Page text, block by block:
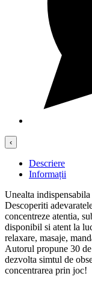
‹
Descriere
Informații
Unealta
Descoperiti
concentreze atentia,
disponibil si atent la
relaxare, masaje,
Autorul propune 30
dezvolta simtul de
concentrarea prin joc!